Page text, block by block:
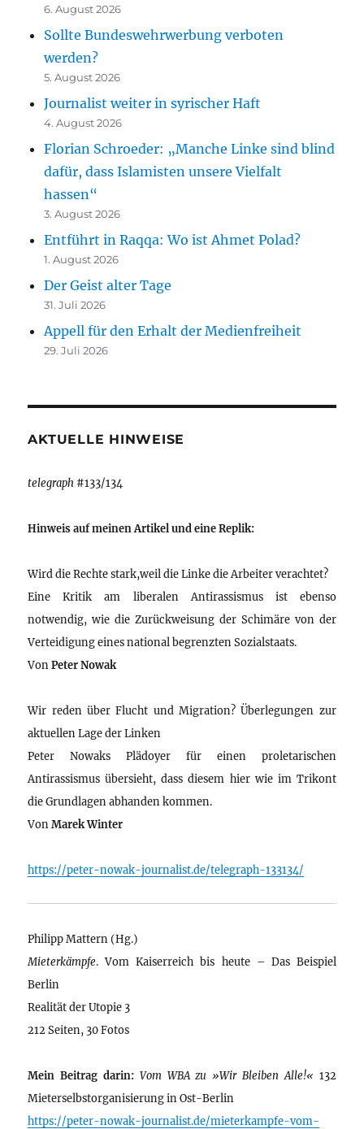
6. August 2026
Sollte Bundeswehrwerbung verboten
werden?
5. August 2026
Journalist weiter in syrischer Haft
4. August 2026
Florian Schroeder: „Manche Linke sind blind
dafür, dass Islamisten unsere Vielfalt
hassen“
3. August 2026
Entführt in Raqqa: Wo ist Ahmet Polad?
1. August 2026
Der Geist alter Tage
31. Juli 2026
Appell für den Erhalt der Medienfreiheit
29. Juli 2026
AKTUELLE HINWEISE
telegraph #133/134
Hinweis auf meinen Artikel und eine Replik:
Wird die Rechte stark,weil die Linke die Arbeiter verachtet?
Eine Kritik am liberalen Antirassismus ist ebenso
notwendig, wie die Zurückweisung der Schimäre von der
Verteidigung eines national begrenzten Sozialstaats.
VonPeter Nowak
Wir reden über Flucht und Migration? Überlegungen zur
aktuellen Lage der Linken
Peter Nowaks Plädoyer für einen proletarischen
Antirassismus übersieht, dass diesem hier wie im Trikont
die Grundlagen abhanden kommen.
VonMarek Winter
https://peter-nowak-journalist.de/telegraph-133134/
Philipp Mattern (Hg.)
Mieterkämpfe. Vom Kaiserreich bis heute – Das Beispiel
Berlin
Realität der Utopie 3
212 Seiten, 30 Fotos
Mein Beitrag darin: Vom WBA zu »Wir Bleiben Alle!« 132
Mieterselbstorganisierung in Ost-Berlin
https://peter-nowak-journalist.de/mieterkampfe-vom-